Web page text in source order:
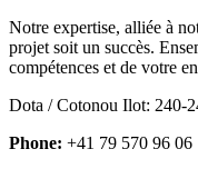
Notre expertise, alliée à
projet soit un succès.
compétences et de votre
Dota / Cotonou Ilot: 240-
Phone: +41 79 570 96 06